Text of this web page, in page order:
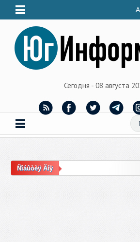
Сегодня - 08 августа
Ñîáûòèÿ Äíÿ